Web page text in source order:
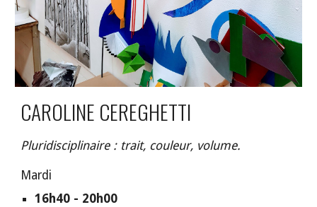
CAROLINE CEREGHETTI
Pluridisciplinaire : trait, couleur, volume.
M ardi
1 6h40 - 20h00